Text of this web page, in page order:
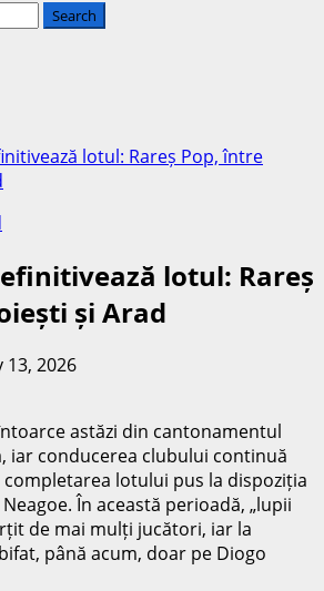
lotul: Rareș Pop, între
lotul: Rareș
și Arad
13, 2026
astăzi din cantonamentul
iar conducerea clubului continuă
lotului pus la dispoziția
În această perioadă, „lupii
de mai mulți jucători, iar la
până acum, doar pe Diogo